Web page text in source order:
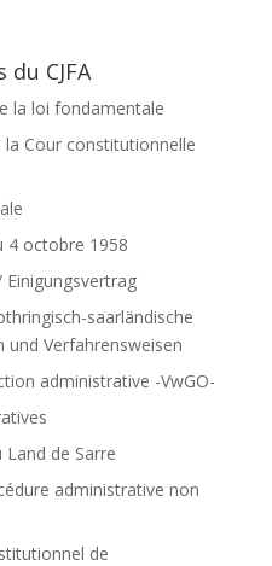
CJFA
la loi fondamentale
la Cour constitutionnelle
4 octobre 1958
Einigungsvertrag
saarländische
und Verfahrensweisen
administrative -VwGO-
Land de Sarre
administrative non
de